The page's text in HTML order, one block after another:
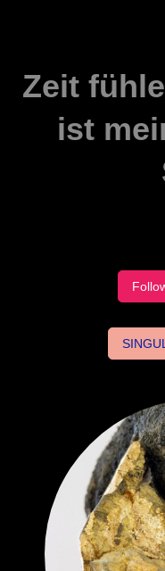
Zeit
ist